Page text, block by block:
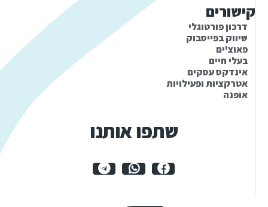
קישורים
דרכון פורטוגלי
שיווק בפייסבוק
פאוצ'ים
בעלי חיים
אינדקס עסקים
אטרקציות ופעילויות
אופנה
שתפו אותנו